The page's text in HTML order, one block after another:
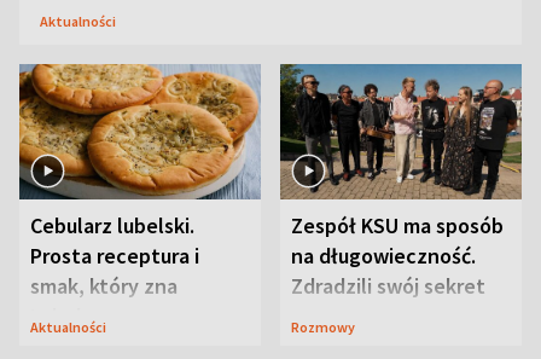
Aktualności
Cebularz lubelski.
Prosta receptura i
smak, który zna
Lubelszczyzna
Aktualności
Zespół KSU ma sposób
na długowieczność.
Zdradzili swój sekret
Rozmowy